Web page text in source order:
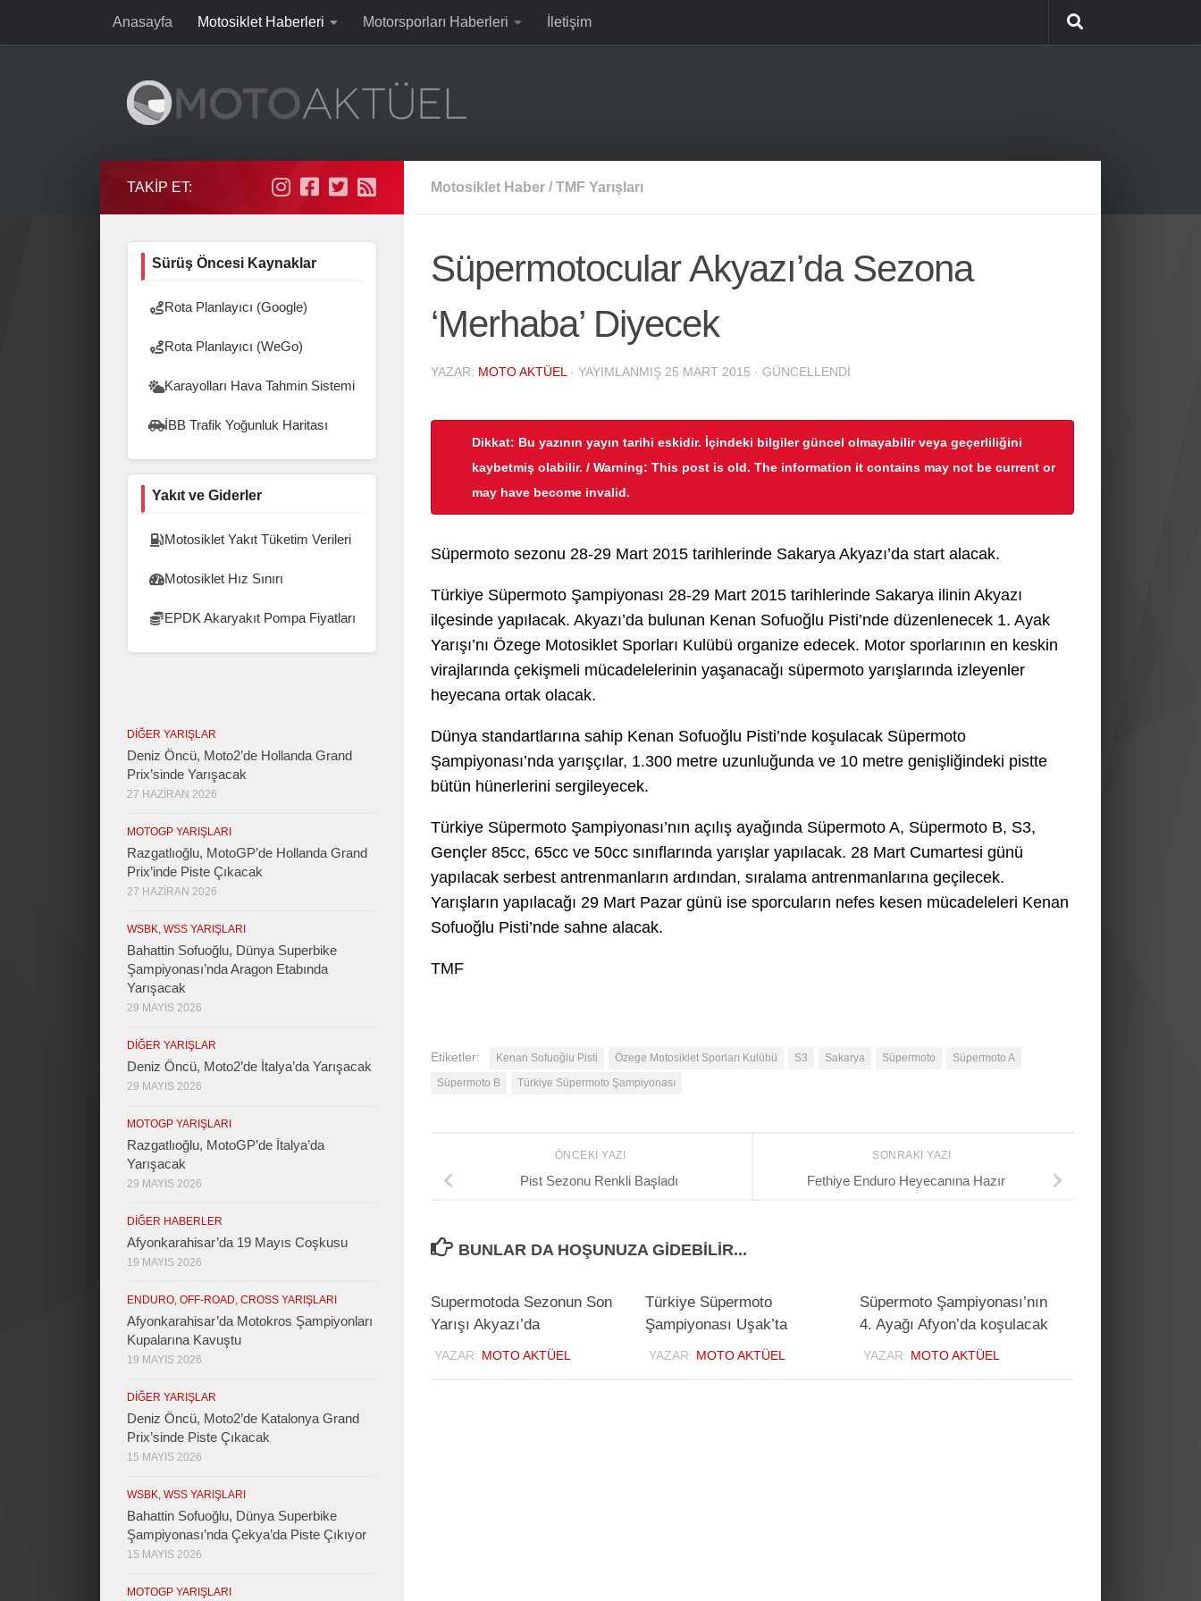
Skip to contentAnasayfa Motosiklet Haberleri Motorsporları Haberleri İletişim
Motosiklet Haber / TMF Yarışları
Süpermotocular Akyazı’da Sezona
‘Merhaba’ Diyecek
YAZAR: MOTO AKTÜEL · YAYIMLANMIŞ 25 MART 2015 · GÜNCELLENDI
Dikkat: Bu yazının yayın tarihi eskidir. İçindeki bilgiler güncel olmayabilir veya geçerliliğini
kaybetmiş olabilir. / Warning: This post is old. The information it contains may not be current or
may have become invalid.
Süpermoto sezonu 28-29 Mart 2015 tarihlerinde Sakarya Akyazı’da start alacak.
Türkiye Süpermoto Şampiyonası 28-29 Mart 2015 tarihlerinde Sakarya ilinin Akyazı
ilçesinde yapılacak. Akyazı’da bulunan Kenan Sofuoğlu Pisti’nde düzenlenecek 1. Ayak
Yarışı’nı Özege Motosiklet Sporları Kulübü organize edecek. Motor sporlarının en keskin
virajlarında çekişmeli mücadelelerinin yaşanacağı süpermoto yarışlarında izleyenler
heyecana ortak olacak.
Dünya standartlarına sahip Kenan Sofuoğlu Pisti’nde koşulacak Süpermoto
Şampiyonası’nda yarışçılar, 1.300 metre uzunluğunda ve 10 metre genişliğindeki pistte
bütün hünerlerini sergileyecek.
Türkiye Süpermoto Şampiyonası’nın açılış ayağında Süpermoto A, Süpermoto B, S3,
Gençler 85cc, 65cc ve 50cc sınıflarında yarışlar yapılacak. 28 Mart Cumartesi günü
yapılacak serbest antrenmanların ardından, sıralama antrenmanlarına geçilecek.
Yarışların yapılacağı 29 Mart Pazar günü ise sporcuların nefes kesen mücadeleleri Kenan
Sofuoğlu Pisti’nde sahne alacak.
TMF
Etiketler: Kenan Sofuoğlu Pisti Özege Motosiklet Sporları Kulübü S3 Sakarya Süpermoto
Süpermoto A
Süpermoto B
Türkiye Süpermoto Şampiyonası
SONRAKI YAZI
Fethiye Enduro Heyecanına Hazır
ÖNCEKI YAZI
Pist Sezonu Renkli Başladı
BUNLAR DA HOŞUNUZA GIDEBILIR...
Supermotoda Sezonun Son
Yarışı Akyazı’da
YAZAR: MOTO AKTÜEL
Türkiye Süpermoto
Şampiyonası Uşak’ta
YAZAR: MOTO AKTÜEL
Süpermoto Şampiyonası’nın
4. Ayağı Afyon’da koşulacak
YAZAR: MOTO AKTÜEL
TAKIP ET:
Sürüş Öncesi Kaynaklar
Rota Planlayıcı (Google)
Rota Planlayıcı (WeGo)
Karayolları Hava Tahmin Sistemi
İBB Trafik Yoğunluk Haritası
Yakıt ve Giderler
Motosiklet Yakıt Tüketim Verileri
Motosiklet Hız Sınırı
EPDK Akaryakıt Pompa Fiyatları
DIĞER YARIŞLAR
Deniz Öncü, Moto2’de Hollanda Grand
Prix’sinde Yarışacak
27 HAZIRAN 2026
MOTOGP YARIŞLARI
Razgatlıoğlu, MotoGP’de Hollanda Grand
Prix’inde Piste Çıkacak
27 HAZIRAN 2026
WSBK, WSS YARIŞLARI
Bahattin Sofuoğlu, Dünya Superbike
Şampiyonası’nda Aragon Etabında
Yarışacak
29 MAYIS 2026
DIĞER YARIŞLAR
Deniz Öncü, Moto2’de İtalya’da Yarışacak
29 MAYIS 2026
MOTOGP YARIŞLARI
Razgatlıoğlu, MotoGP’de İtalya’da
Yarışacak
29 MAYIS 2026
DIĞER HABERLER
Afyonkarahisar’da 19 Mayıs Coşkusu
19 MAYIS 2026
ENDURO, OFF-ROAD, CROSS YARIŞLARI
Afyonkarahisar’da Motokros Şampiyonları
Kupalarına Kavuştu
19 MAYIS 2026
DIĞER YARIŞLAR
Deniz Öncü, Moto2’de Katalonya Grand
Prix’sinde Piste Çıkacak
15 MAYIS 2026
WSBK, WSS YARIŞLARI
Bahattin Sofuoğlu, Dünya Superbike
Şampiyonası’nda Çekya’da Piste Çıkıyor
15 MAYIS 2026
MOTOGP YARIŞLARI